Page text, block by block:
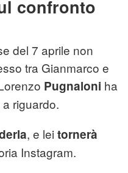
confronto
del 7 aprile non
tra Gianmarco e
Pugnaloni ha
riguardo.
, e lei tornerà
Instagram.